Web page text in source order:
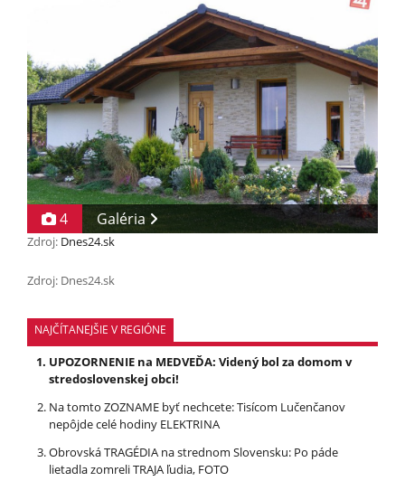
4 Galéria
Zdroj: Dnes24.sk
Zdroj: Dnes24.sk
NAJČÍTANEJŠIE V REGIÓNE
UPOZORNENIE na MEDVEĎA: Videný bol za domom v
stredoslovenskej obci!
Na tomto ZOZNAME byť nechcete: Tisícom Lučenčanov
nepôjde celé hodiny ELEKTRINA
Obrovská TRAGÉDIA na strednom Slovensku: Po páde
lietadla zomreli TRAJA ľudia, FOTO